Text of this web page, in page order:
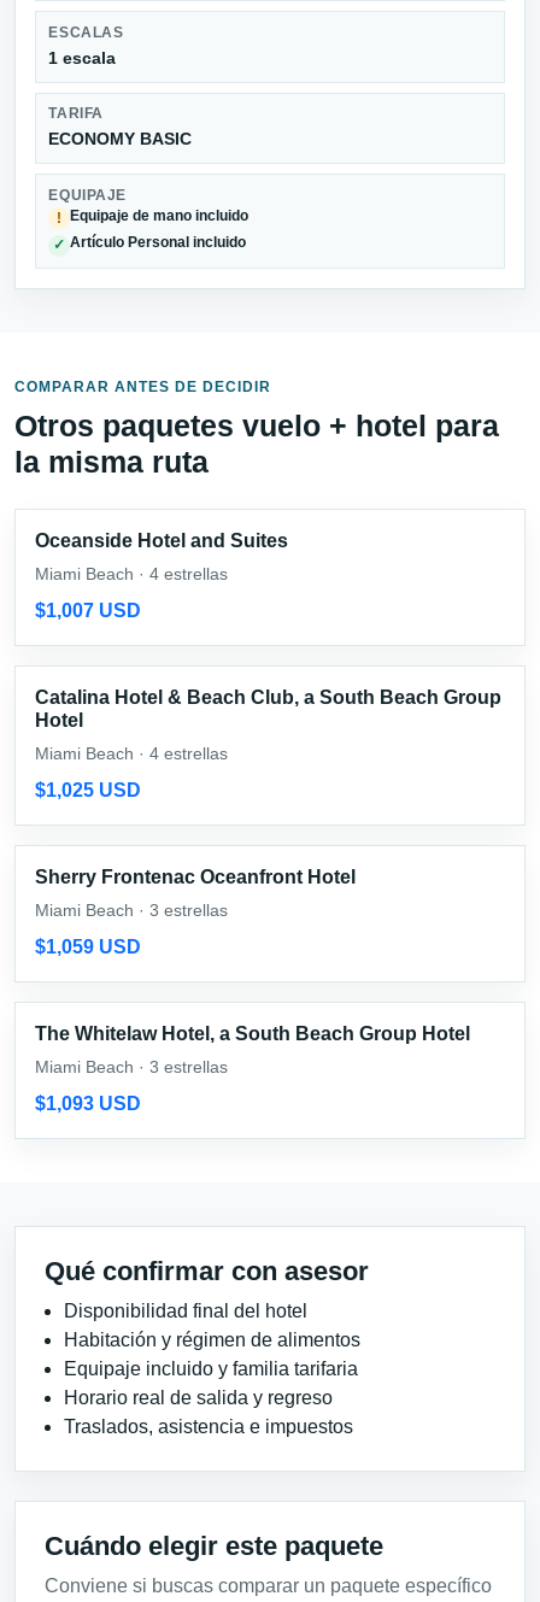
ESCALAS
1 escala
TARIFA
ECONOMY BASIC
EQUIPAJE
!
Equipaje de mano incluido
✓ Artículo Personal incluido
COMPARAR ANTES DE DECIDIR
Otros paquetes vuelo + hotel para
la misma ruta
Oceanside Hotel and Suites
Miami Beach · 4 estrellas
$1,007 USD
Catalina Hotel & Beach Club, a South Beach Group
Hotel
Miami Beach · 4 estrellas
$1,025 USD
Sherry Frontenac Oceanfront Hotel
Miami Beach · 3 estrellas
$1,059 USD
The Whitelaw Hotel, a South Beach Group Hotel
Miami Beach · 3 estrellas
$1,093 USD
Qué confirmar con asesor
Disponibilidad final del hotel
Habitación y régimen de alimentos
Equipaje incluido y familia tarifaria
Horario real de salida y regreso
Traslados, asistencia e impuestos
Cuándo elegir este paquete
Conviene si buscas comparar un paquete específico